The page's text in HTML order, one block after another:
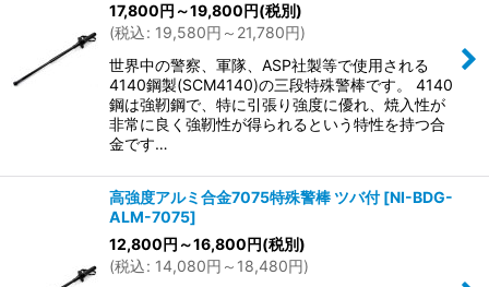
17,800円 ～19,800円(税別)
(税込: 19,580円 ～21,780円)
世界中の警察、軍隊、ASP社製等で使用される
4140鋼製(SCM4140)の三段特殊警棒です。 4140
鋼は強靭鋼で、特に引張り強度に優れ、焼入性が
非常に良く強靭性が得られるという特性を持つ合
金です…
高強度アルミ合金7075特殊警棒 ツバ付 [NI-BDG-
ALM-7075]
12,800円 ～16,800円(税別)
(税込: 14,080円 ～18,480円)